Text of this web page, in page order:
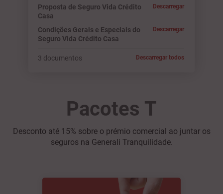
Proposta de Seguro Vida Crédito
Casa
Descarregar
Condições Gerais e Especiais do
Seguro Vida Crédito Casa
Descarregar
3 documentos Descarregar todos
Pacotes T
Desconto até 15% sobre o prémio comercial ao juntar os
seguros na Generali Tranquilidade.